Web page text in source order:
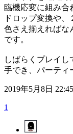
臨機応変に組み合
ドロップ変換や
色さえ揃えればな
です。
しばらくプレイし
手でき、パーティ
2019年5月8日
1